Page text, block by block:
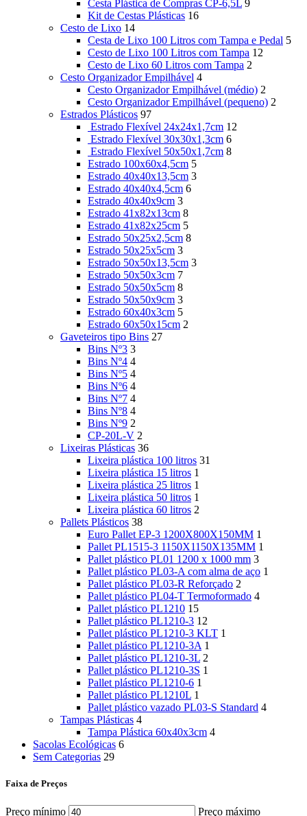
Cesta Plástica de Compras CP-6,5L 9
Kit de Cestas Plásticas 16
Cesto de Lixo 14
Cesta de Lixo 100 Litros com Tampa e Pedal 5
Cesto de Lixo 100 Litros com Tampa 12
Cesto de Lixo 60 Litros com Tampa 2
Cesto Organizador Empilhável 4
Cesto Organizador Empilhável (médio) 2
Cesto Organizador Empilhável (pequeno) 2
Estrados Plásticos 97
Estrado Flexível 24x24x1,7cm 12
Estrado Flexível 30x30x1,3cm 6
Estrado Flexível 50x50x1,7cm 8
Estrado 100x60x4,5cm 5
Estrado 40x40x13,5cm 3
Estrado 40x40x4,5cm 6
Estrado 40x40x9cm 3
Estrado 41x82x13cm 8
Estrado 41x82x25cm 5
Estrado 50x25x2,5cm 8
Estrado 50x25x5cm 3
Estrado 50x50x13,5cm 3
Estrado 50x50x3cm 7
Estrado 50x50x5cm 8
Estrado 50x50x9cm 3
Estrado 60x40x3cm 5
Estrado 60x50x15cm 2
Gaveteiros tipo Bins 27
Bins Nº3 3
Bins Nº4 4
Bins Nº5 4
Bins Nº6 4
Bins Nº7 4
Bins Nº8 4
Bins Nº9 2
CP-20L-V 2
Lixeiras Plásticas 36
Lixeira plástica 100 litros 31
Lixeira plástica 15 litros 1
Lixeira plástica 25 litros 1
Lixeira plástica 50 litros 1
Lixeira plástica 60 litros 2
Pallets Plásticos 38
Euro Pallet EP-3 1200X800X150MM 1
Pallet PL1515-3 1150X1150X135MM 1
Pallet plástico PL01 1200 x 1000 mm 3
Pallet plástico PL03-A com alma de aço 1
Pallet plástico PL03-R Reforçado 2
Pallet plástico PL04-T Termoformado 4
Pallet plástico PL1210 15
Pallet plástico PL1210-3 12
Pallet plástico PL1210-3 KLT 1
Pallet plástico PL1210-3A 1
Pallet plástico PL1210-3L 2
Pallet plástico PL1210-3S 1
Pallet plástico PL1210-6 1
Pallet plástico PL1210L 1
Pallet plástico vazado PL03-S Standard 4
Tampas Plásticas 4
Tampa Plástica 60x40x3cm 4
Sacolas Ecológicas 6
Sem Categorias 29
Faixa de Preços
Preço mínimo Preço máximo